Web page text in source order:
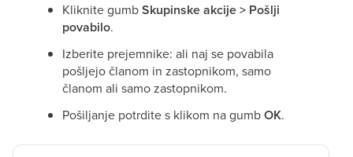
Kliknite gumbSkupinske akcije > Pošlji
povabilo.
Izberite prejemnike: ali naj se povabila
pošljejo članom in zastopnikom, samo
članom ali samo zastopnikom.
Pošiljanje potrdite s klikom na gumbOK.